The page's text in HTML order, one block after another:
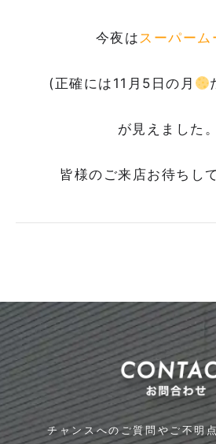
今夜はスーパーム
(正確には11月5日の月
が見えました。
皆様のご来店お待ちし
チャンスへのご質問やご不明